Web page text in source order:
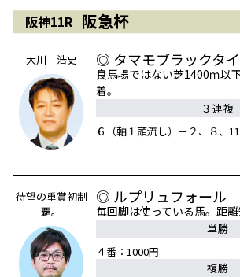
阪神11R 阪急杯
大川 浩史 ◎ タマモブラックタイ
良馬場ではない芝1400ｍ以
着。
３連複
６（軸１頭流し）－２、８、
待望の重賞初制
覇。
◎ ルプリュフォール
毎回脚は使っている馬。距離
単勝
４番：1000円
複勝